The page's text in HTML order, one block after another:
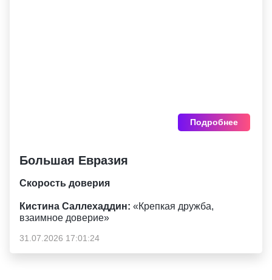
Подробнее
Большая Евразия
Скорость доверия
Кистина Саллехаддин: «Крепкая дружба,
взаимное доверие»
31.07.2026 17:01:24